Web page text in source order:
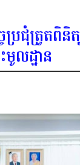
ជុំត្រួតពិនិត្
មូលដ្ឋាន